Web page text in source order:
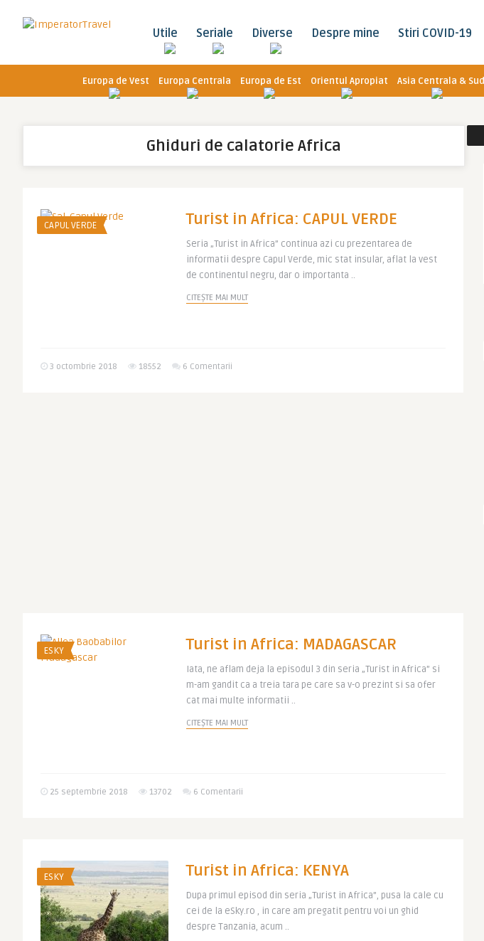
Utile Seriale Diverse Despre mine Stiri COVID-19
Europa de Vest Europa Centrala Europa de Est Orientul Apropiat Asia Centrala & Sud
Ghiduri de calatorie Africa
CAPUL VERDE Turist in Africa: CAPUL VERDE
Seria „Turist in Africa” continua azi cu prezentarea de
informatii despre Capul Verde, mic stat insular, aflat la vest
de continentul negru, dar o importanta ..
CITEȘTE MAI MULT
3 octombrie 2018 18552 6 Comentarii
ESKY Turist in Africa: MADAGASCAR
Iata, ne aflam deja la episodul 3 din seria „Turist in Africa” si
m-am gandit ca a treia tara pe care sa v-o prezint si sa ofer
cat mai multe informatii ..
CITEȘTE MAI MULT
25 septembrie 2018 13702 6 Comentarii
ESKY Turist in Africa: KENYA
Dupa primul episod din seria „Turist in Africa”, pusa la cale cu
cei de la eSky.ro , in care am pregatit pentru voi un ghid
despre Tanzania, acum ..